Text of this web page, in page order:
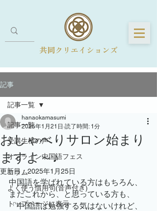
共同クリエイションズ
記事
記事一覧
受講生様の声
オンライン中国語フェス
コラム
よく使う慣用句(音声付き)
トップページに表示
記事一覧
おしゃべりサロン始まり
ますよ～♪
hanaokamasumi
2025年1月21日 読了時間: 1分
更新日：2025年1月25日
中国語を学ばれている方はもちろん、
まだこれから、と思っている方も、
「中国語は勉強する気はないけれど、